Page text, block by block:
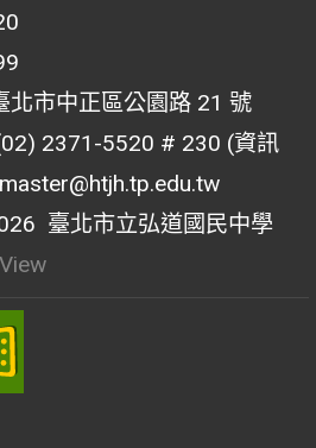
北市中正區公園路 21 號
2371-5520 # 230 (資訊
臺北市立弘道國民中學